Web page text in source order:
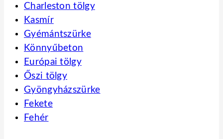
Charleston tölgy
Kasmír
Gyémántszürke
Könnyűbeton
Európai tölgy
Őszi tölgy
Gyöngyházszürke
Fekete
Fehér